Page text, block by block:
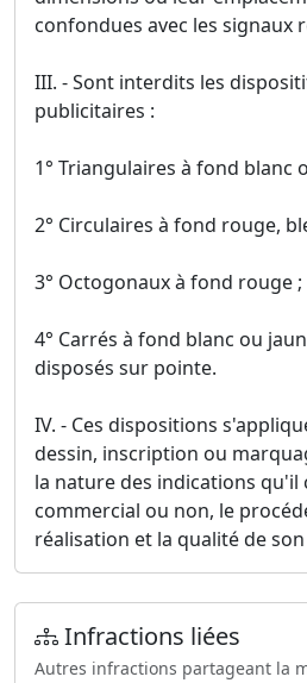
confondues avec les signaux
III. - Sont interdits les
publicitaires :
1° Triangulaires à fond blanc
2° Circulaires à fond rouge,
3° Octogonaux à fond rouge ;
4° Carrés à fond blanc ou
disposés sur pointe.
IV. - Ces dispositions
dessin, inscription ou
la nature des indications
commercial ou non, le
réalisation et la qualité de
Infractions liées
Autres infractions partageant la